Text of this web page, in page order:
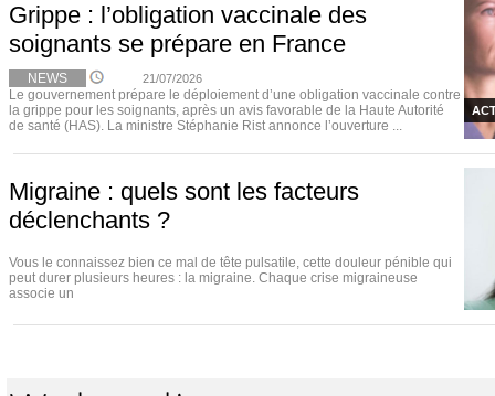
Grippe : l’obligation vaccinale des
soignants se prépare en France
NEWS 21/07/2026
Le gouvernement prépare le déploiement d’une obligation vaccinale contre
la grippe pour les soignants, après un avis favorable de la Haute Autorité
de santé (HAS). La ministre Stéphanie Rist annonce l’ouverture ...
Migraine : quels sont les facteurs
déclenchants ?
Vous le connaissez bien ce mal de tête pulsatile, cette douleur pénible qui
peut durer plusieurs heures : la migraine. Chaque crise migraineuse
associe un